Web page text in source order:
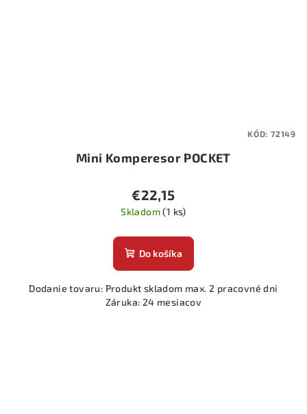
Mini Komperesor POCKET
€22,15
Skladom(1 ks)
Do košíka
Dodanie tovaru: Produkt skladom max. 2 pracovné dni
Záruka: 24 mesiacov
KÓD: 72149